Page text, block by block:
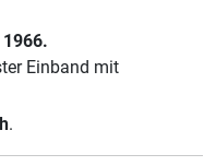
1966.
Einband mit
.